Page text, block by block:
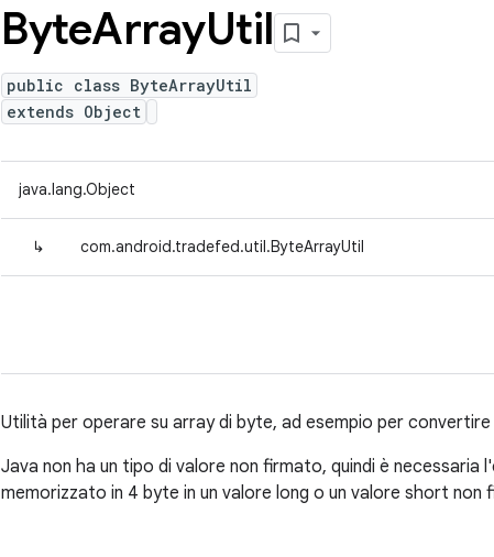
ByteArrayUtil
public class ByteArrayUtil
extends Object
java.lang.Object
↳ com.android.tradefed.util.ByteArrayUtil
Utilità per operare su array di byte, ad esempio per convertire
Java non ha un tipo di valore non firmato, quindi è
memorizzato in 4 byte in un valore long o un valore short